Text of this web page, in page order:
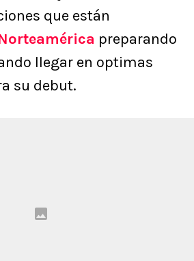
que están
preparando
llegar en optimas
su debut.